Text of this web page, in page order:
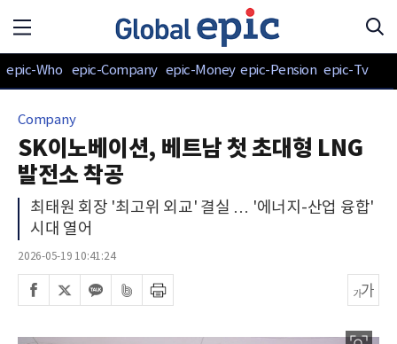
epic-Who epic-Company epic-Money epic-Pension epic-Tv
Company
SK이노베이션, 베트남 첫 초대형 LNG
발전소 착공
최태원 회장 '최고위 외교' 결실 … '에너지-산업 융합'
시대 열어
2026-05-19 10:41:24